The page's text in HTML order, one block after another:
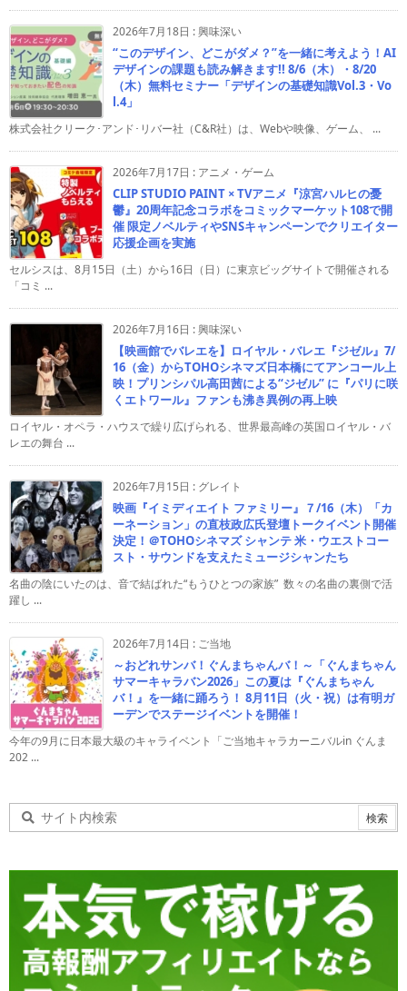
2026年7月18日 :興味深い
“このデザイン、どこがダメ？”を一緒に考えよう！AI
デザインの課題も読み解きます!! 8/6（木）・8/20
（木）無料セミナー「デザインの基礎知識Vol.3・Vo
l.4」
株式会社クリーク･アンド･リバー社（C&R社）は、Webや映像、ゲーム、 ...
2026年7月17日 : アニメ・ゲーム
CLIP STUDIO PAINT × TVアニメ『涼宮ハルヒの憂
鬱』20周年記念コラボをコミックマーケット108で開
催 限定ノベルティやSNSキャンペーンでクリエイター
応援企画を実施
セルシスは、8月15日（土）から16日（日）に東京ビッグサイトで開催される
「コミ ...
2026年7月16日 :興味深い
【映画館でバレエを】ロイヤル・バレエ『ジゼル』7/
16（金）からTOHOシネマズ日本橋にてアンコール上
映！プリンシパル高田茜による“ジゼル” に『パリに咲
くエトワール』ファンも沸き異例の再上映
ロイヤル・オペラ・ハウスで繰り広げられる、世界最高峰の英国ロイヤル・バ
レエの舞台 ...
2026年7月15日 : グレイト
映画『イミディエイト ファミリー』７/16（木）「カ
ーネーション」の直枝政広氏登壇トークイベント開催
決定！＠TOHOシネマズ シャンテ 米・ウエストコー
スト・サウンドを支えたミュージシャンたち
名曲の陰にいたのは、音で結ばれた“もうひとつの家族” 数々の名曲の裏側で活
躍し ...
2026年7月14日 : ご当地
～おどれサンバ！ぐんまちゃんバ！～「ぐんまちゃん
サマーキャラバン2026」この夏は『ぐんまちゃん
バ！』を一緒に踊ろう！ 8月11日（火・祝）は有明ガ
ーデンでステージイベントを開催！
今年の9月に日本最大級のキャライベント「ご当地キャラカーニバルin ぐんま
202 ...